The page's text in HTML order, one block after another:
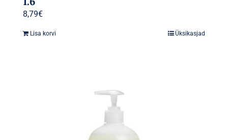
8,79€
Lisa korvi Üksikasjad